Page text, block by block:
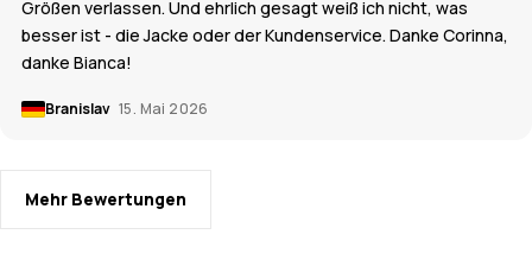
Größen verlassen. Und ehrlich gesagt weiß ich nicht, was
besser ist - die Jacke oder der Kundenservice. Danke Corinna,
danke Bianca!
Branislav 15. Mai 2026
Mehr Bewertungen